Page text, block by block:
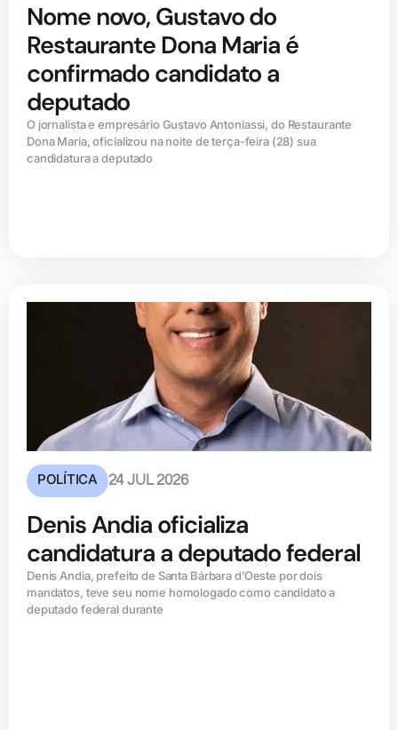
Nome novo, Gustavo do
Restaurante Dona Maria é
confirmado candidato a
deputado
O jornalista e empresário Gustavo Antoniassi, do Restaurante
Dona Maria, oficializou na noite de terça-feira (28) sua
candidatura a deputado
POLÍTICA 24 JUL 2026
Denis Andia oficializa
candidatura a deputado federal
Denis Andia, prefeito de Santa Bárbara d’Oeste por dois
mandatos, teve seu nome homologado como candidato a
deputado federal durante